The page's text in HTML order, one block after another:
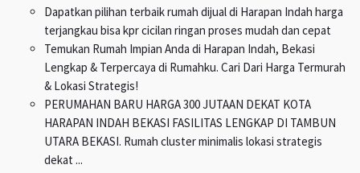
Dapatkan pilihan terbaik rumah dijual di Harapan Indah harga
terjangkau bisa kpr cicilan ringan proses mudah dan cepat
Temukan Rumah Impian Anda di Harapan Indah, Bekasi
Lengkap & Terpercaya di Rumahku. Cari Dari Harga Termurah
& Lokasi Strategis!
PERUMAHAN BARU HARGA 300 JUTAAN DEKAT KOTA
HARAPAN INDAH BEKASI FASILITAS LENGKAP DI TAMBUN
UTARA BEKASI. Rumah cluster minimalis lokasi strategis
dekat ...